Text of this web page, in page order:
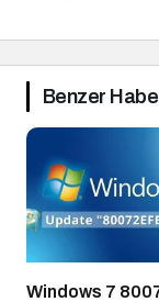
Benzer
Windows 7